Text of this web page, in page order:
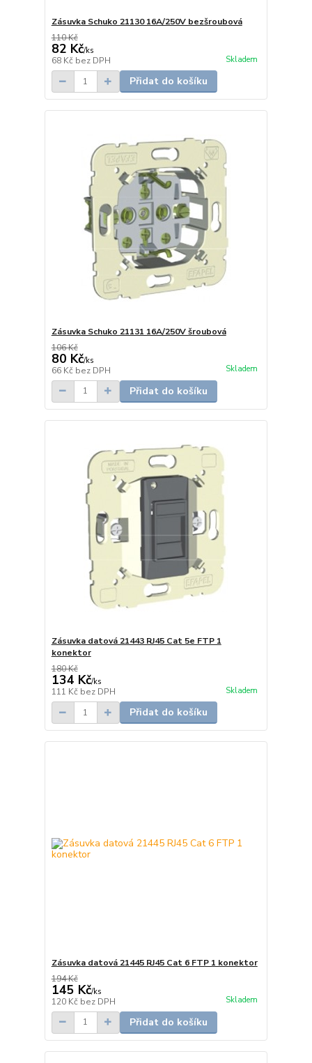
Zásuvka Schuko 21130 16A/250V bezšroubová
110 Kč
82 Kč/ks
68 Kč bez DPH Skladem
Přidat do košíku
Zásuvka Schuko 21131 16A/250V šroubová
106 Kč
80 Kč/ks
66 Kč bez DPH Skladem
Přidat do košíku
Zásuvka datová 21443 RJ45 Cat 5e FTP 1
konektor
180 Kč
134 Kč/ks
111 Kč bez DPH Skladem
Přidat do košíku
Zásuvka datová 21445 RJ45 Cat 6 FTP 1 konektor
194 Kč
145 Kč/ks
120 Kč bez DPH Skladem
Přidat do košíku